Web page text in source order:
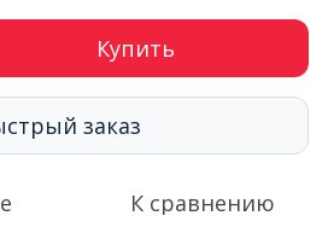
Купить
заказ
К сравнению